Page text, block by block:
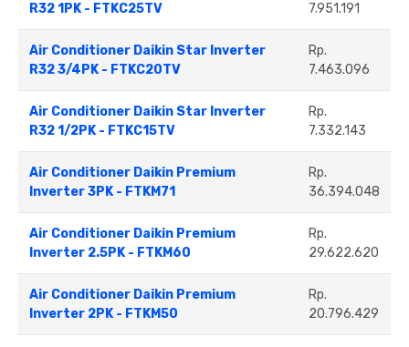
R32 1PK - FTKC25TV
7.951.191
Air Conditioner Daikin Star Inverter
R32 3/4PK - FTKC20TV
Rp.
7.463.096
Air Conditioner Daikin Star Inverter
R32 1/2PK - FTKC15TV
Rp.
7.332.143
Air Conditioner Daikin Premium
Inverter 3PK - FTKM71
Rp.
36.394.048
Air Conditioner Daikin Premium
Inverter 2.5PK - FTKM60
Rp.
29.622.620
Air Conditioner Daikin Premium
Inverter 2PK - FTKM50
Rp.
20.796.429